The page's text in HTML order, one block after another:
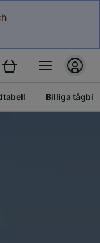
Billiga